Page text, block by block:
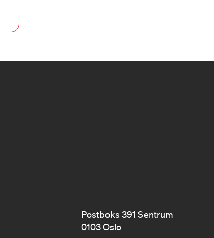
Postboks 391 Sentrum
0103 Oslo